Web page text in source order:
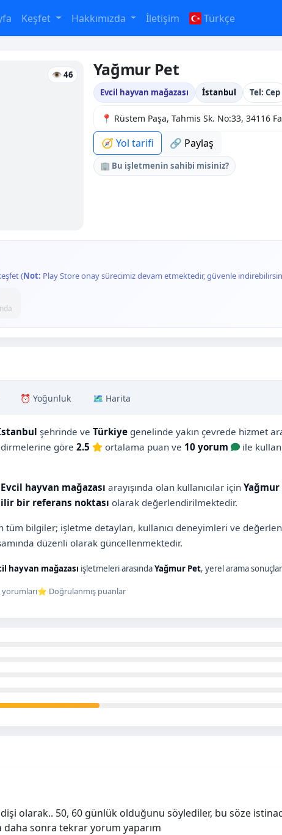
Keşfet Hakkımızda İletişim Türkçe
👁 46 Yağmur Pet
Evcil hayvan mağazası İstanbul Tel: Cep
📍 Rüstem Paşa, Tahmis Sk. No:33, 34116
🧭 Yol tarifi 🔗 Paylaş
🏢 Bu işletmenin sahibi misiniz?
(Not: Play Store onay sürecimiz devam etmektedir, güvenle
⏰ Yoğunluk 🗺️ Harita
şehrinde ve Türkiye genelinde yakın çevrede hizmet
göre 2.5 ortalama puan ve 10 yorum
ile
Evcil hayvan mağazası arayışında olan kullanıcılar için Yağmur
bir referans noktası olarak değerlendirilmektedir.
tüm bilgiler; işletme detayları, kullanıcı deneyimleri ve
düzenli olarak güncellenmektedir.
hayvan mağazası işletmeleri arasındaYağmur Pet, yerel arama
yorumları⭐ Doğrulanmış puanlar
olarak.. 50, 60 günlük olduğunu söylediler, bu söze
daha sonra tekrar yorum yaparım